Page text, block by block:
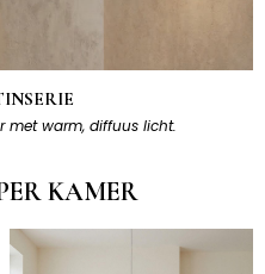
met warm, diffuus licht.
KAMER